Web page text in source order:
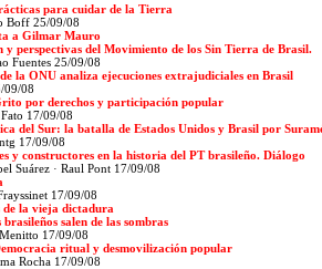
para cuidar de la Tierra
Boff 25/09/08
a Gilmar Mauro
y perspectivas del Movimiento de los Sin Tierra de Brasil.
Fuentes 25/09/08
la ONU analiza ejecuciones extrajudiciales en Brasil
09/08
por derechos y participación popular
17/09/08
del Sur: la batalla de Estados Unidos y Brasil por
17/09/08
y constructores en la historia del PT brasileño. Diálogo
Suárez · Raul Pont 17/09/08
17/09/08
de la vieja dictadura
salen de las sombras
17/09/08
ritual y desmovilización popular
Rocha 17/09/08